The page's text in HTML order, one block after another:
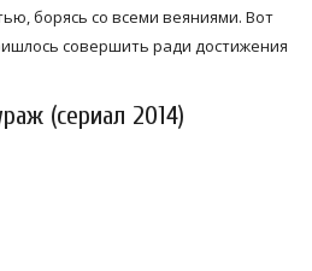
борясь со всеми веяниями. Вот
совершить ради достижения
(сериал 2014)